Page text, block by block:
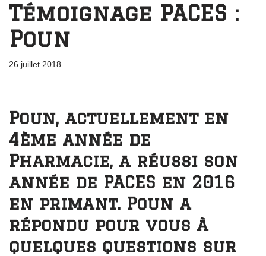
Témoignage PACES :
Poun
26 juillet 2018
Poun, actuellement en
4ème année de
Pharmacie, a réussi son
année de PACES en 2016
en primant. Poun a
répondu pour vous à
quelques questions sur